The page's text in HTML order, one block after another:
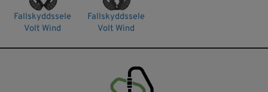
Fallskyddssele
Volt Wind
Version, Petzl
Fallskyddssele
Volt Wind